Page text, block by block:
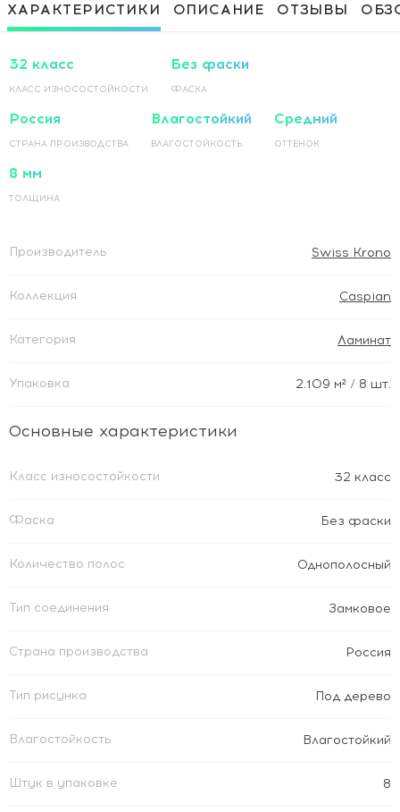
покрытия на основание по прямой
Приклеивание ламинированного
ХАРАКТЕРИСТИКИ ОПИСАНИЕ ОТЗЫВЫ
32 класс
КЛАСС ИЗНОСОСТОЙКОСТИ
Без фаски
ФАСКА
Россия
СТРАНА ПРОИЗВОДСТВА
Влагостойкий
ВЛАГОСТОЙКОСТЬ
Средний
ОТТЕНОК
8 мм
ТОЛЩИНА
Производитель Swiss Krono
Коллекция Caspian
Категория Ламинат
Упаковка 2.109 м² / 8 шт.
Основные характеристики
Класс износостойкости 32 класс
Фаска Без фаски
Количество полос Однополосный
Тип соединения Замковое
Страна производства Россия
Тип рисунка Под дерево
Влагостойкость Влагостойкий
Штук в упаковке 8